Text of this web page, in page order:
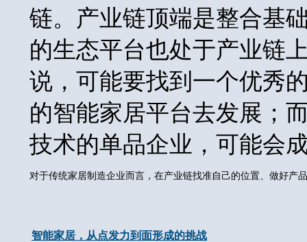
链。产业链顶端是整合基
的生态平台也处于产业链
说，可能要找到一个优秀
的智能家居平台去发展；
技术的单品企业，可能会
对于传统家居制造企业而言，在产业链找准自己的位置、做好产
智能家居，从点发力到面形成的挑战